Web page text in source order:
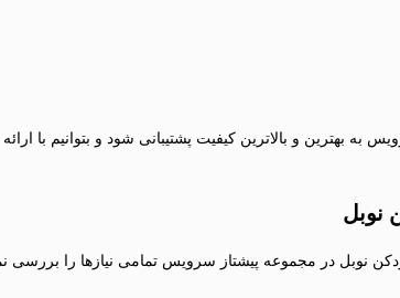
بهترین و بالاترین کیفیت پشتیبانی شود و بتوانیم با
نوبل
در مجموعه پیشتاز سرویس تمامی نیازها را بررسی